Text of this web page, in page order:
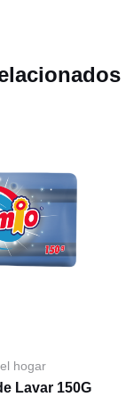
hogar
Lavar 150G